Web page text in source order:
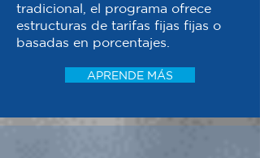
tradicional, el programa ofrece
estructuras de tarifas fijas fijas o
basadas en porcentajes.
APRENDE MÁS